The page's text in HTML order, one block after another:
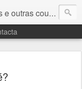
que non caben nun tweet